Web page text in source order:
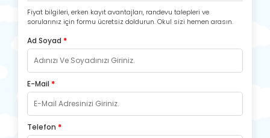
Fiyat bilgileri, erken kayıt avantajları, randevu talepleri ve
sorularınız için formu ücretsiz doldurun. Okul sizi hemen arasın.
Ad Soyad *
E-Mail *
Telefon *